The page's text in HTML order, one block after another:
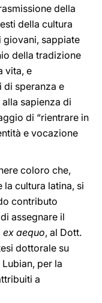
della
della cultura
giovani, sappiate
della tradizione
vita, e
di speranza e
sapienza di
di “rientrare in
e vocazione
coloro che,
la cultura latina, si
contributo
assegnare il
ex aequo, al Dott.
dottorale su
per la
a